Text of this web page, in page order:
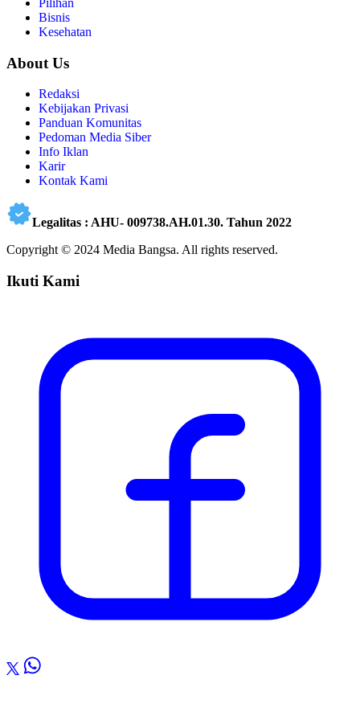
Bisnis
Kesehatan
About Us
Redaksi
Kebijakan Privasi
Panduan Komunitas
Pedoman Media Siber
Info Iklan
Karir
Kontak Kami
Legalitas : AHU- 009738.AH.01.30. Tahun 2022
Copyright © 2024 Media Bangsa. All rights reserved.
Ikuti Kami